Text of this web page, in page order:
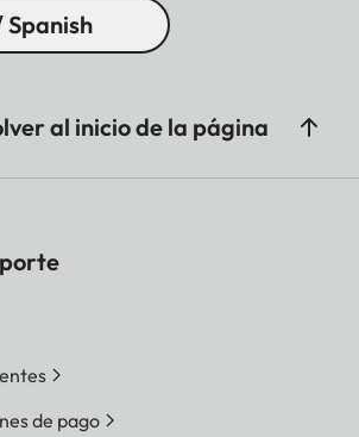
Spanish
al inicio de la página
de pago